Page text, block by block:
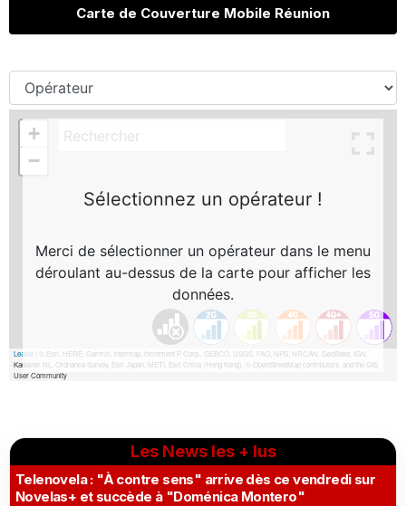
Carte de Couverture Mobile Réunion
Les News les + lus
Telenovela : "À contre sens" arrive dès ce vendredi sur
Novelas+ et succède à "Doménica Montero"